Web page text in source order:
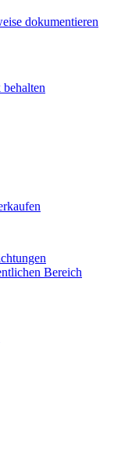
dokumentieren
Bereich